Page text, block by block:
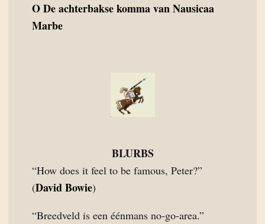
ODe achterbakse komma van Nausicaa
Marbe
BLURBS
“How does it feel to be famous, Peter?”
(David Bowie)
“Breedveld is een éénmans no-go-area.”